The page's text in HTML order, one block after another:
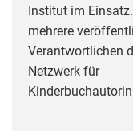
Institut im
mehrere
Verantwortlichen
Netzwerk für